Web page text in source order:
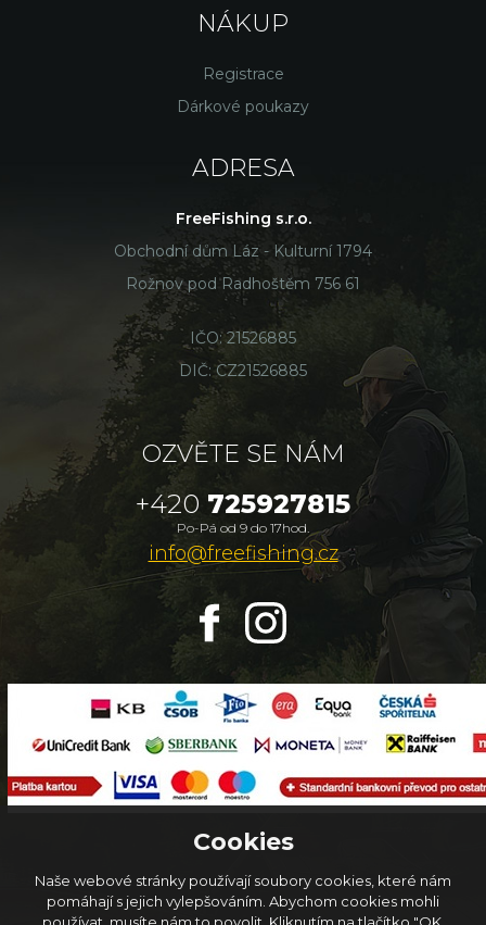
NÁKUP
Registrace
Dárkové poukazy
ADRESA
FreeFishing s.r.o.
Obchodní dům Láz - Kulturní 1794
Rožnov pod Radhoštěm 756 61
IČO: 21526885
DIČ: CZ21526885
OZVĚTE SE NÁM
+420 725927815
Po-Pá od 9 do 17hod.
info@freefishing.cz
Cookies
Naše webové stránky používají soubory cookies, které nám
pomáhají s jejich vylepšováním. Abychom cookies mohli